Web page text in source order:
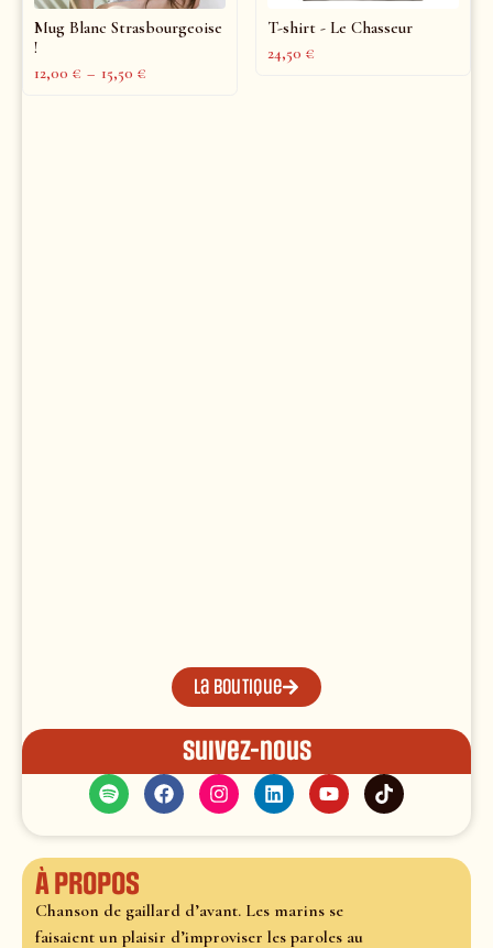
Mug Blanc Strasbourgeoise
!
12,00 € – 15,50 €
T-shirt - Le Chasseur
24,50 €
La boutique
Suivez-nous
À propos
Chanson de gaillard d’avant. Les marins se
faisaient un plaisir d’improviser les paroles au